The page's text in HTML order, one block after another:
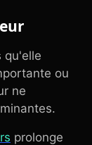
qu'elle
ou
ne
prolonge